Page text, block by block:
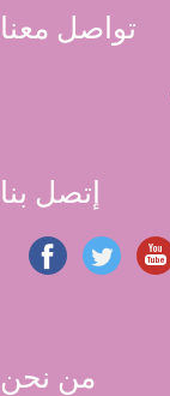
تواصل معنا
إتصل بنا
من نحن